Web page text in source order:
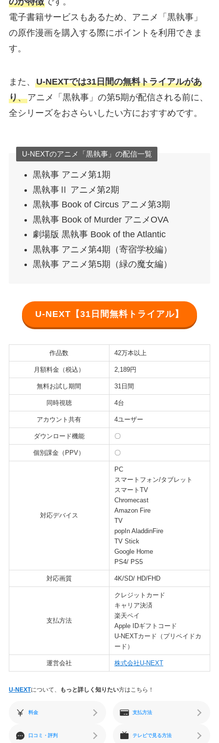
電子書籍サービスもあるため、アニメ「黒執事」
の原作漫画を購入する際にポイントを利用できま
す。
また、 U-NEXTでは31日間の無料トライアルがあ
り、アニメ「黒執事」の第5期が配信される前に、
全シリーズをおさらいしたい方におすすめです。
U-NEXTのアニメ「黒執事」の配信一覧
黒執事 アニメ第1期
黒執事Ⅱ アニメ第2期
黒執事 Book of Circus アニメ第3期
黒執事 Book of Murder アニメOVA
劇場版 黒執事 Book of the Atlantic
黒執事 アニメ第4期（寄宿学校編）
黒執事 アニメ第5期（緑の魔女編）
U-NEXT【31日間無料トライアル】
作品数 42万本以上
月額料金（税込） 2,189円
無料お試し期間 31日間
同時視聴 4台
アカウント共有 4ユーザー
ダウンロード機能 〇
個別課金（PPV） 〇
対応デバイス
PC
スマートフォン/タブレット
スマートTV
Chromecast
Amazon Fire
TV
popIn AladdinFire
TV Stick
Google Home
PS4/ PS5
対応画質 4K/SD/ HD/FHD
支払方法
クレジットカード
キャリア決済
楽天ペイ
Apple IDギフトコード
U-NEXTカード（プリペイドカ
ード）
運営会社 株式会社U-NEXT
U-NEXTについて、 もっと詳しく知りたい方はこちら！
料金 支払方法
口コミ・評判 テレビで見る方法